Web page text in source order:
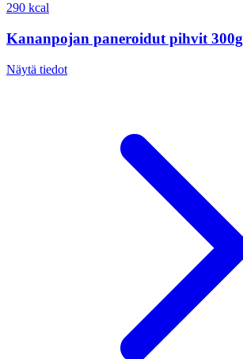
290 kcal
Kananpojan paneroidut pihvit 300g
Näytä tiedot